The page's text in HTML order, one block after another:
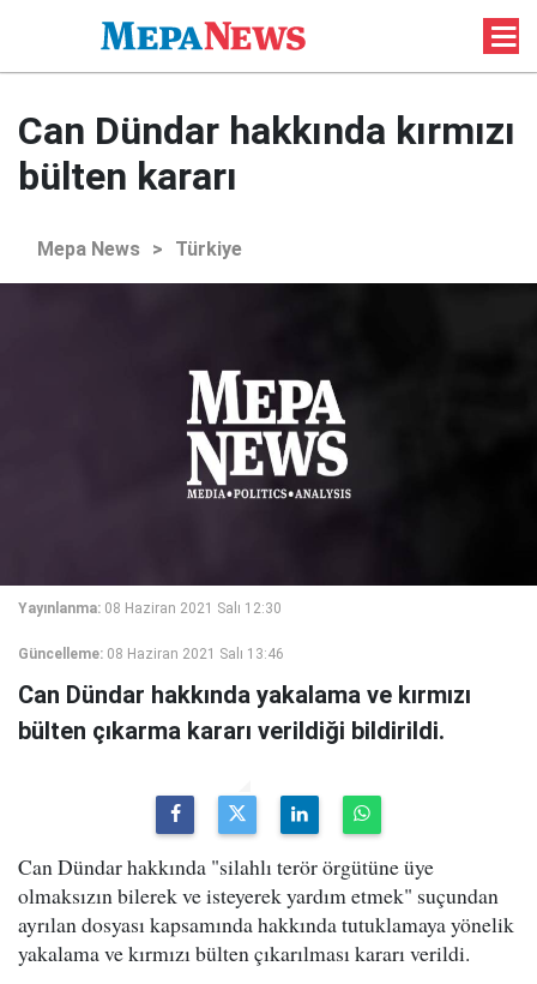
Can Dündar hakkında kırmızı
bülten kararı
Mepa News > Türkiye
Yayınlanma: 08 Haziran 2021 Salı 12:30
Güncelleme: 08 Haziran 2021 Salı 13:46
Can Dündar hakkında yakalama ve kırmızı
bülten çıkarma kararı verildiği bildirildi.
Can Dündar hakkında "silahlı terör örgütüne üye
olmaksızın bilerek ve isteyerek yardım etmek" suçundan
ayrılan dosyası kapsamında hakkında tutuklamaya yönelik
yakalama ve kırmızı bülten çıkarılması kararı verildi.